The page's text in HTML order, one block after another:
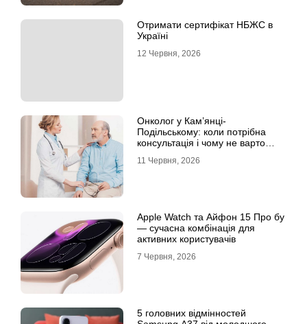
Отримати сертифікат НБЖС в
Україні
12 Червня, 2026
Онколог у Кам’янці-
Подільському: коли потрібна
консультація і чому не варто
11 Червня, 2026
Apple Watch та Айфон 15 Про бу
— сучасна комбінація для
активних користувачів
7 Червня, 2026
5 головних відмінностей